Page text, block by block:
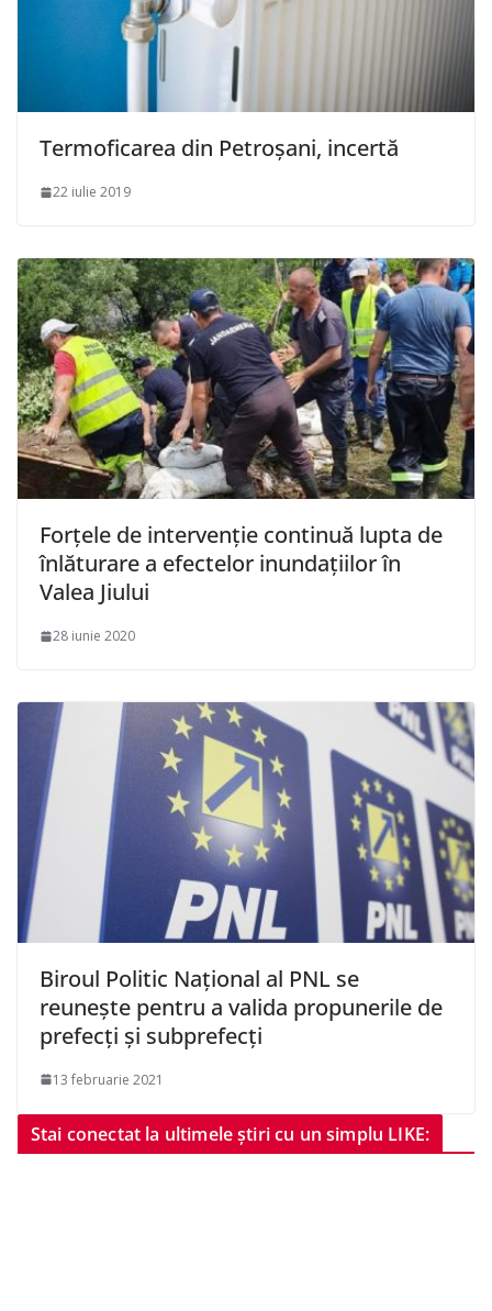
Termoficarea din Petroșani, incertă
22 iulie 2019
Forțele de intervenție continuă lupta de
înlăturare a efectelor inundațiilor în
Valea Jiului
28 iunie 2020
Biroul Politic Naţional al PNL se
reuneşte pentru a valida propunerile de
prefecţi şi subprefecţi
13 februarie 2021
Stai conectat la ultimele știri cu un simplu LIKE: